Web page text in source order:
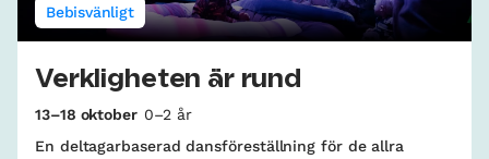
Bebisvänligt
Verkligheten är rund
13–18 oktober 0–2 år
En deltagarbaserad dansföreställning för de allra